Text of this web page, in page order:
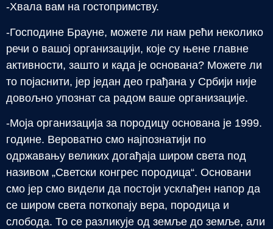
-Хвала вам на гостопримству.
-Господине Брауне, можете ли нам рећи неколико
речи о вашој организацији, које су њене главне
активности, зашто и када је основана? Можете ли
то појаснити, јер један део грађана у Србији није
довољно упознат са радом ваше организације.
-Моја организација за породицу основана је 1999.
године. Вероватно смо најпознатији по
одржавању великих догађаја широм света под
називом „Светски конгрес породица“. Основани
смо јер смо видели да постоји усклађен напор да
се широм света поткопају вера, породица и
слобода. То се разликује од земље до земље, али